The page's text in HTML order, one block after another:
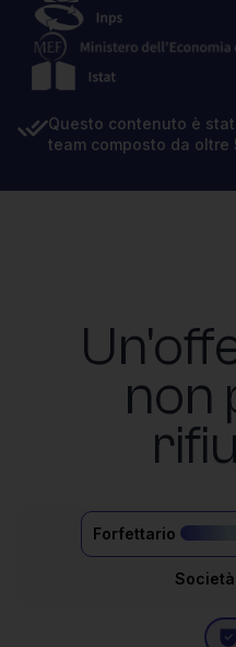
Questo contenuto è
team composto da oltre
non
Forfettario